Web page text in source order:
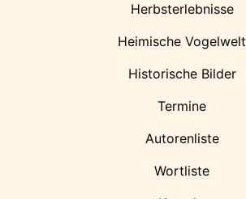
Herbsterlebnisse
Heimische Vogelwelt
Historische Bilder
Termine
Autorenliste
Wortliste